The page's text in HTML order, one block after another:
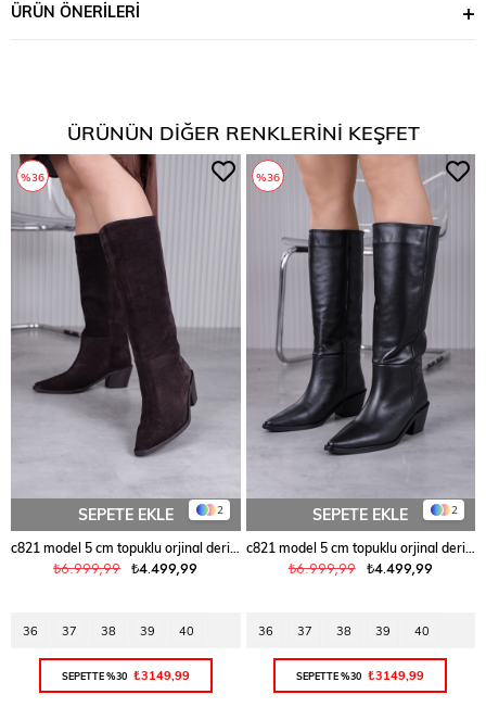
ÜRÜN ÖNERILERI
ÜRÜNÜN DIĞER RENKLERINI KEŞFET
2
SEPETE EKLE
c821 model 5 cm topuklu orjinal deri uzun çizme KAH.SUET
₺4.499,99
₺6.999,99
36 37 38 39 40
SEPETTE %30 ₺3149,99
%36
2
SEPETE EKLE
c821 model 5 cm topuklu orjinal deri uzun çizme SIYAH
₺4.499,99
₺6.999,99
36 37 38 39 40
SEPETTE %30 ₺3149,99
%36